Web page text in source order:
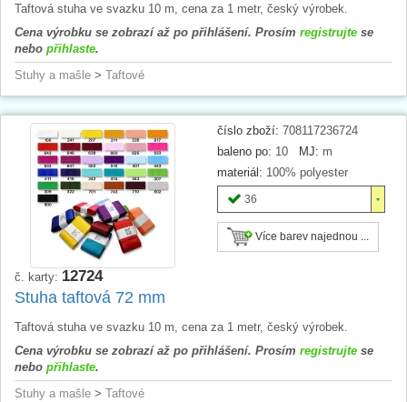
Taftová stuha ve svazku 10 m, cena za 1 metr, český výrobek.
Cena výrobku se zobrazí až po přihlášení. Prosím registrujte se
nebo přihlaste.
Stuhy a mašle > Taftové
číslo zboží: 708117236724
baleno po: 10 MJ: m
materiál: 100% polyester
36
Více barev najednou ...
č. karty: 12724
Stuha taftová 72 mm
Taftová stuha ve svazku 10 m, cena za 1 metr, český výrobek.
Cena výrobku se zobrazí až po přihlášení. Prosím registrujte se
nebo přihlaste.
Stuhy a mašle > Taftové